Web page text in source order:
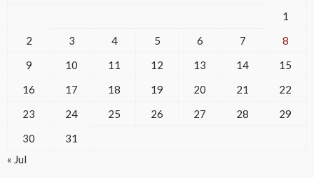
1
2
3 4 5 6 7
8
9
10 11 12 13 14
15
16
17 18 19 20 21
22
23
24 25 26 27 28
29
30
31
« Jul